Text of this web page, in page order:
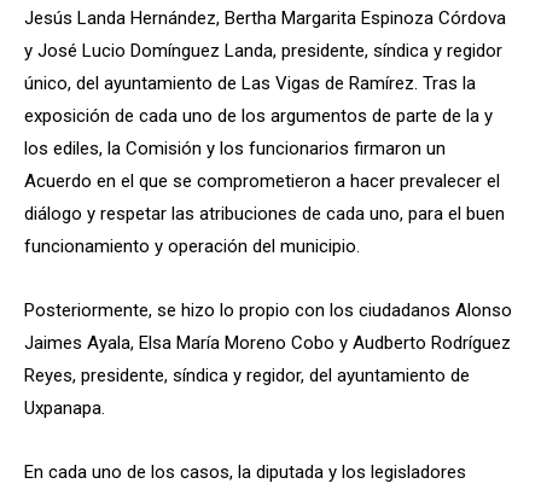
Jesús Landa Hernández, Bertha Margarita Espinoza Córdova
y José Lucio Domínguez Landa, presidente, síndica y regidor
único, del ayuntamiento de Las Vigas de Ramírez. Tras la
exposición de cada uno de los argumentos de parte de la y
los ediles, la Comisión y los funcionarios firmaron un
Acuerdo en el que se comprometieron a hacer prevalecer el
diálogo y respetar las atribuciones de cada uno, para el buen
funcionamiento y operación del municipio.
Posteriormente, se hizo lo propio con los ciudadanos Alonso
Jaimes Ayala, Elsa María Moreno Cobo y Audberto Rodríguez
Reyes, presidente, síndica y regidor, del ayuntamiento de
Uxpanapa.
En cada uno de los casos, la diputada y los legisladores